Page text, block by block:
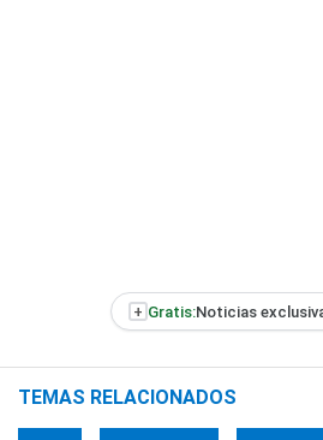
+ Gratis:Noticias
TEMAS RELACIONADOS